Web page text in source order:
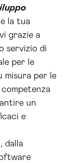
la tua
grazie a
servizio di
per le
misura per le
un
e
dalla